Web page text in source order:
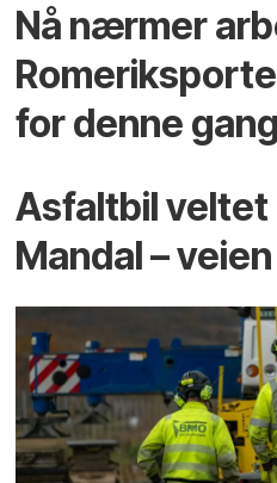
Nå nærmer
for denne gang
Asfaltbil veltet
Mandal –